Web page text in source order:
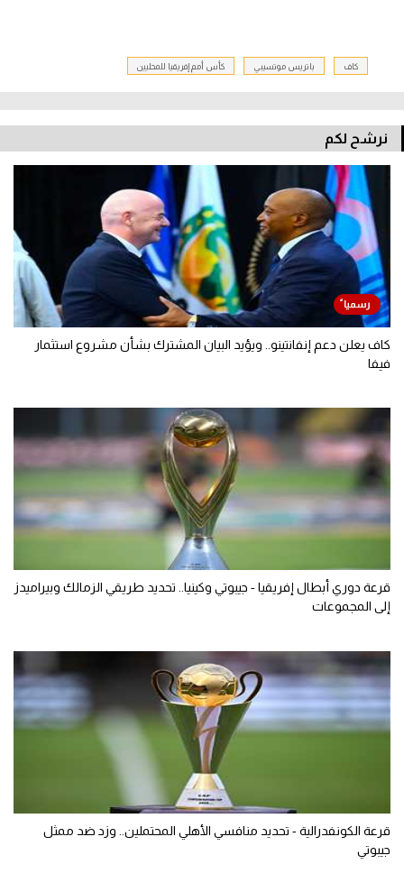
كاف باتريس موتسيبي كأس أمم إفريقيا للمحليين
نرشح لكم
كاف يعلن دعم إنفانتينو.. ويؤيد البيان المشترك بشأن مشروع استثمار
فيفا
قرعة دوري أبطال إفريقيا - جيبوتي وكينيا.. تحديد طريقي الزمالك وبيراميدز
إلى المجموعات
قرعة الكونفدرالية - تحديد منافسي الأهلي المحتملين.. وزد ضد ممثل
جيبوتي